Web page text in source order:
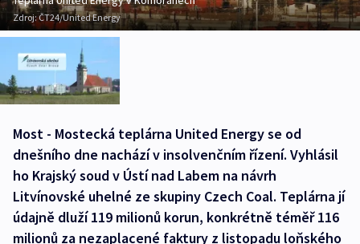
Zdroj:ČT24/United Energy
Most - Mostecká teplárna United Energy se od
dnešního dne nachází v insolvenčním řízení. Vyhlásil
ho Krajský soud v Ústí nad Labem na návrh
Litvínovské uhelné ze skupiny Czech Coal. Teplárna jí
údajně dluží 119 milionů korun, konkrétně téměř 116
milionů za nezaplacené faktury z listopadu loňského